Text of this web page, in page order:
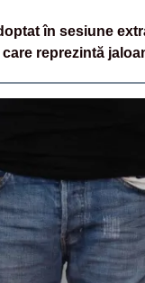
în sesiune
reprezintă